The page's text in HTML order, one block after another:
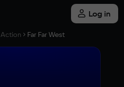
Log in
Action Far Far West